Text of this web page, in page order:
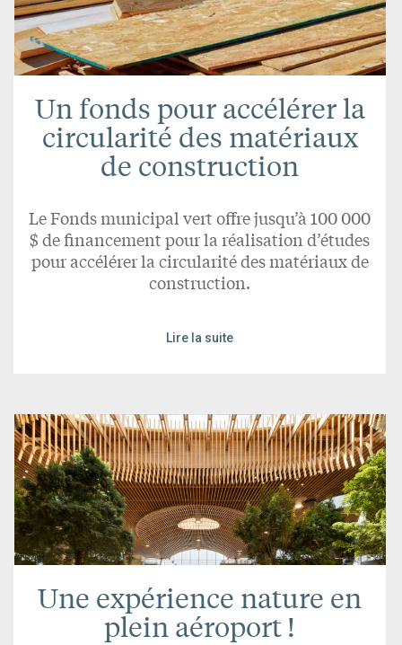
Un fonds pour accélérer la
circularité des matériaux
de construction
Le Fonds municipal vert offre jusqu’à 100 000
$ de financement pour la réalisation d’études
pour accélérer la circularité des matériaux de
construction.
Lire la suite
Une expérience nature en
plein aéroport !